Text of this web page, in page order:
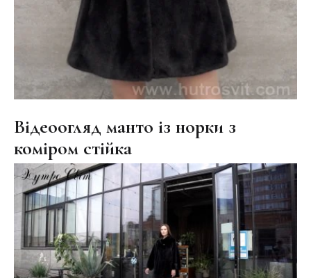
Відеоогляд манто із норки з
коміром стійка